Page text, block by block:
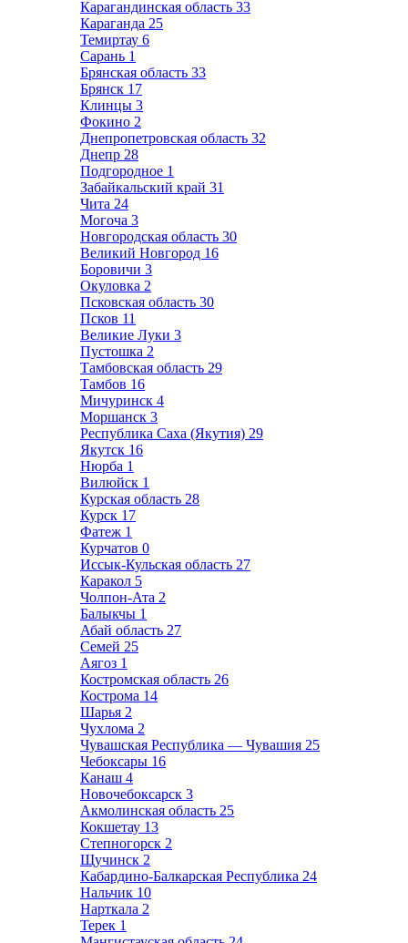
Карагандинская область 33
Караганда 25
Темиртау 6
Сарань 1
Брянская область 33
Брянск 17
Клинцы 3
Фокино 2
Днепропетровская область 32
Днепр 28
Подгородное 1
Забайкальский край 31
Чита 24
Могоча 3
Новгородская область 30
Великий Новгород 16
Боровичи 3
Окуловка 2
Псковская область 30
Псков 11
Великие Луки 3
Пустошка 2
Тамбовская область 29
Тамбов 16
Мичуринск 4
Моршанск 3
Республика Саха (Якутия) 29
Якутск 16
Нюрба 1
Вилюйск 1
Курская область 28
Курск 17
Фатеж 1
Курчатов 0
Иссык-Кульская область 27
Каракол 5
Чолпон-Ата 2
Балыкчы 1
Абай область 27
Семей 25
Аягоз 1
Костромская область 26
Кострома 14
Шарья 2
Чухлома 2
Чувашская Республика — Чувашия 25
Чебоксары 16
Канаш 4
Новочебоксарск 3
Акмолинская область 25
Кокшетау 13
Степногорск 2
Щучинск 2
Кабардино-Балкарская Республика 24
Нальчик 10
Нарткала 2
Терек 1